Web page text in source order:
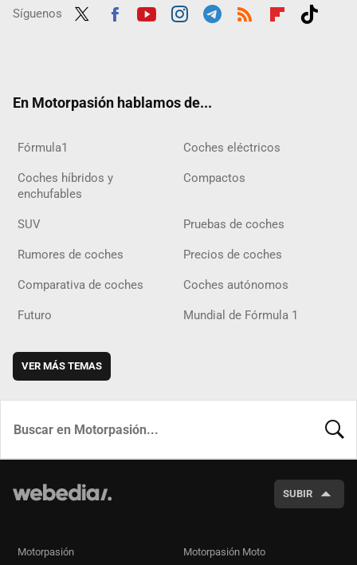
Síguenos
En Motorpasión hablamos de...
Fórmula1 Coches eléctricos
Coches híbridos y
enchufables
Compactos
SUV Pruebas de coches
Rumores de coches Precios de coches
Comparativa de coches Coches autónomos
Futuro Mundial de Fórmula 1
VER MÁS TEMAS
SUBIR
Motorpasión Motorpasión Moto